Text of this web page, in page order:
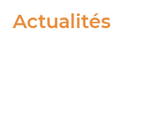
Actualités